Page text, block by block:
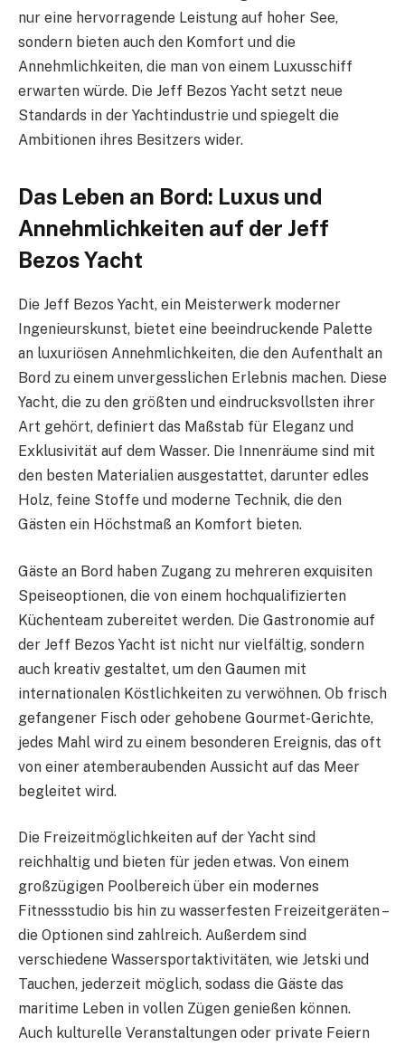
nur eine hervorragende Leistung auf hoher See,
sondern bieten auch den Komfort und die
Annehmlichkeiten, die man von einem Luxusschiff
erwarten würde. Die Jeff Bezos Yacht setzt neue
Standards in der Yachtindustrie und spiegelt die
Ambitionen ihres Besitzers wider.
Das Leben an Bord: Luxus und
Annehmlichkeiten auf der Jeff
Bezos Yacht
Die Jeff Bezos Yacht, ein Meisterwerk moderner
Ingenieurskunst, bietet eine beeindruckende Palette
an luxuriösen Annehmlichkeiten, die den Aufenthalt an
Bord zu einem unvergesslichen Erlebnis machen. Diese
Yacht, die zu den größten und eindrucksvollsten ihrer
Art gehört, definiert das Maßstab für Eleganz und
Exklusivität auf dem Wasser. Die Innenräume sind mit
den besten Materialien ausgestattet, darunter edles
Holz, feine Stoffe und moderne Technik, die den
Gästen ein Höchstmaß an Komfort bieten.
Gäste an Bord haben Zugang zu mehreren exquisiten
Speiseoptionen, die von einem hochqualifizierten
Küchenteam zubereitet werden. Die Gastronomie auf
der Jeff Bezos Yacht ist nicht nur vielfältig, sondern
auch kreativ gestaltet, um den Gaumen mit
internationalen Köstlichkeiten zu verwöhnen. Ob frisch
gefangener Fisch oder gehobene Gourmet-Gerichte,
jedes Mahl wird zu einem besonderen Ereignis, das oft
von einer atemberaubenden Aussicht auf das Meer
begleitet wird.
Die Freizeitmöglichkeiten auf der Yacht sind
reichhaltig und bieten für jeden etwas. Von einem
großzügigen Poolbereich über ein modernes
Fitnessstudio bis hin zu wasserfesten Freizeitgeräten –
die Optionen sind zahlreich. Außerdem sind
verschiedene Wassersportaktivitäten, wie Jetski und
Tauchen, jederzeit möglich, sodass die Gäste das
maritime Leben in vollen Zügen genießen können.
Auch kulturelle Veranstaltungen oder private Feiern